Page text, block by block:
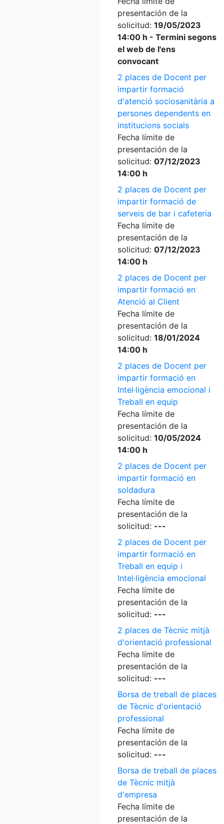
presentación de la
solicitud: 19/05/2023
14:00 h - Termini segons
el web de l'ens
convocant
2 places de Docent per
impartir formació
d'atenció sociosanitària a
persones dependents en
institucions socials
Fecha límite de
presentación de la
solicitud: 07/12/2023
14:00 h
2 places de Docent per
impartir formació de
serveis de bar i cafeteria
Fecha límite de
presentación de la
solicitud: 07/12/2023
14:00 h
2 places de Docent per
impartir formació en
Atenció al Client
Fecha límite de
presentación de la
solicitud: 18/01/2024
14:00 h
2 places de Docent per
impartir formació en
Intel·ligència emocional i
Treball en equip
Fecha límite de
presentación de la
solicitud: 10/05/2024
14:00 h
2 places de Docent per
impartir formació en
soldadura
Fecha límite de
presentación de la
solicitud: ---
2 places de Docent per
impartir formació en
Treball en equip i
Intel·ligència emocional
Fecha límite de
presentación de la
solicitud: ---
2 places de Tècnic mitjà
d'orientació professional
Fecha límite de
presentación de la
solicitud: ---
Borsa de treball de places
de Tècnic d'orientació
professional
Fecha límite de
presentación de la
solicitud: ---
Borsa de treball de places
de Tècnic mitjà
d'empresa
Fecha límite de
presentación de la